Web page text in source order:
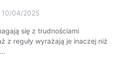
10/04/2025
się z trudnościami
z reguły wyrażają je inaczej niż